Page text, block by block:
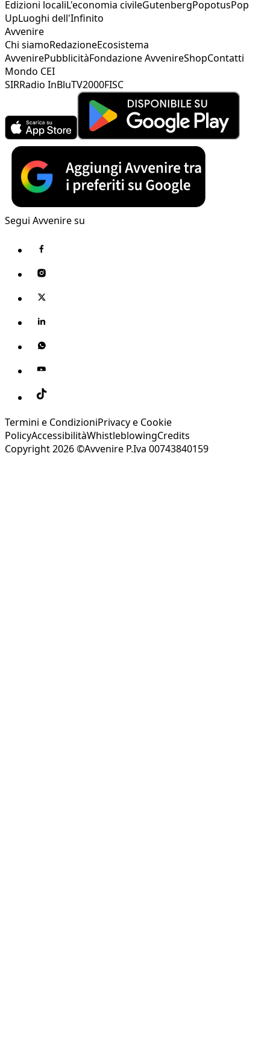
Edizioni localiL'economia civileGutenbergPopotusPop
UpLuoghi dell'Infinito
Avvenire
Chi siamoRedazioneEcosistema
AvvenirePubblicitàFondazione AvvenireShopContatti
Mondo CEI
SIRRadio InBluTV2000FISC
Segui Avvenire su
Termini e CondizioniPrivacy e Cookie
PolicyAccessibilitàWhistleblowingCredits
Copyright 2026 ©Avvenire P.Iva 00743840159